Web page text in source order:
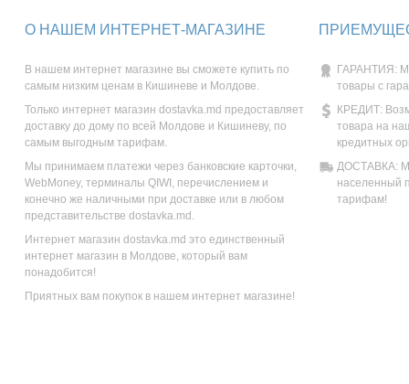
О НАШЕМ ИНТЕРНЕТ-МАГАЗИНЕ
В нашем интернет магазине вы сможете купить по
самым низким ценам в Кишиневе и Молдове.
Только интернет магазин dostavka.md предоставляет
доставку до дому по всей Молдове и Кишиневу, по
самым выгодным тарифам.
Мы принимаем платежи через банковские карточки,
WebMoney, терминалы QIWI, перечислением и
конечно же наличными при доставке или в любом
представительстве dostavka.md.
Интернет магазин dostavka.md это единственный
интернет магазин в Молдове, который вам
понадобится!
Приятных вам покупок в нашем интернет магазине!
ГАРАНТИЯ:
товары с
КРЕДИТ:
товара на
кредитных
ДОСТАВКА:
населенный
тарифам!